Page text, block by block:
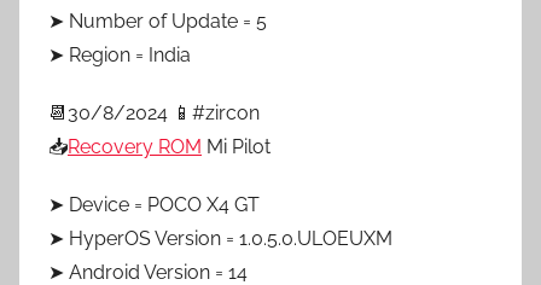
➤ Number of Update = 5
➤ Region = India
📆30/8/2024 📱#zircon
📥Recovery ROM Mi Pilot
➤ Device = POCO X4 GT
➤ HyperOS Version = 1.0.5.0.ULOEUXM
➤ Android Version = 14